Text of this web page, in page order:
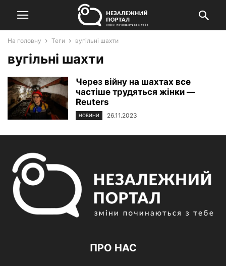
На головну Теги вугільні шахти
вугільні шахти
Через війну на шахтах все
частіше трудяться жінки —
Reuters
НОВИНИ 26.11.2023
ПРО НАС